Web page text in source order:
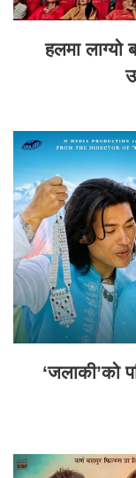
हलमा लाग्यो
‘जलाकी’को